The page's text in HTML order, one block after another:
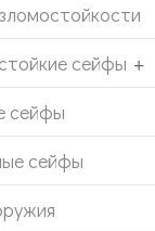
сейфы +
сейфы
сейфы